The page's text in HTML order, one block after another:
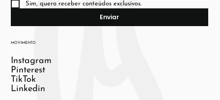
Sim, quero receber conteúdos exclusivos.
Enviar
MOVIMENTO
Instagram
Pinterest
TikTok
Linkedin